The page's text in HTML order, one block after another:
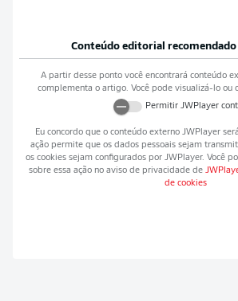
Conteúdo editorial recomendado
A partir desse ponto você encontrará conteúdo
complementa o artigo. Você pode visualizá-lo ou
Permitir JWPlayer
Eu concordo que o conteúdo externo JWPlayer
ação permite que os dados pessoais sejam
os cookies sejam configurados por JWPlayer. Você
sobre essa ação no aviso de privacidade de
de cookies